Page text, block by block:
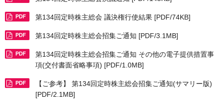
ブラザーミュージアム
各製品サイトへ
TOP
中期戦略
コーポレートガバナンス基本方針
ディスクロージャーポリシー
決算ハイライト
事業セグメント別情報
IR資料室
IR資料室
有価証券報告書
IRイベント
株式・社債情報
株式・社債情報
株式の概要
株主構成/大株主
第134回定時株主総会 議決権行使結果 [PDF/74KB]
第134回定時株主総会招集ご通知 [PDF/3.1MB]
第134回定時株主総会招集ご通知 その他の電子提供措置事
項(交付書面省略事項) [PDF/1.0MB]
【ご参考】 第134回定時株主総会招集ご通知(サマリー版)
[PDF/2.1MB]